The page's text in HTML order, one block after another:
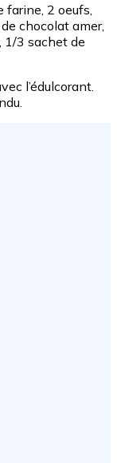
farine, 2 oeufs,
chocolat amer,
1/3 sachet de
l’édulcorant.